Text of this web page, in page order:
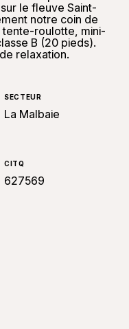
le fleuve Saint-
notre coin de
tente-roulotte, mini-
B (20 pieds).
relaxation.
SECTEUR
La Malbaie
CITQ
627569